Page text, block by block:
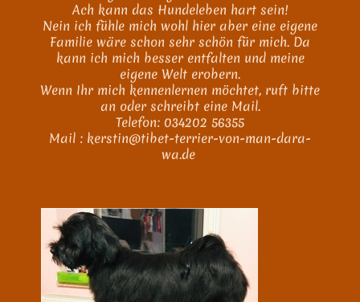
Ach kann das Hundeleben hart sein!
Nein ich fühle mich wohl hier aber eine eigene
Familie wäre schon sehr schön für mich. Da
kann ich mich besser entfalten und meine
eigene Welt erobern.
Wenn Ihr mich kennenlernen möchtet, ruft bitte
an oder schreibt eine Mail.
Telefon: 034202 56355
Mail : kerstin@tibet-terrier-von-man-dara-
wa.de